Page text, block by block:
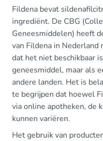
Fildena bevat
ingrediënt. De CBG
Geneesmiddelen) heeft
van Fildena in
dat het niet beschikbaar
geneesmiddel, maar als
andere landen. Het is
te begrijpen dat hoewel
via online apotheken, de
kunnen variëren.
Het gebruik van